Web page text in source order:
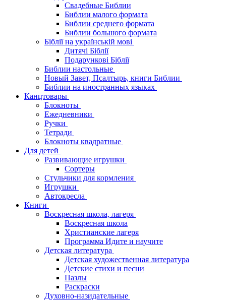
Свадебные Библии
Библии малого формата
Библии среднего формата
Библии большого формата
Біблії на українській мові
Дитячі Біблії
Подарункові Біблії
Библии настольные
Новый Завет, Псалтырь, книги Библии
Библии на иностранных языках
Канцтовары
Блокноты
Ежедневники
Ручки
Тетради
Блокноты квадратные
Для детей
Развивающие игрушки
Сортеры
Стульчики для кормления
Игрушки
Автокресла
Книги
Воскресная школа, лагеря
Воскресная школа
Христианские лагеря
Программа Идите и научите
Детская литература
Детская художественная литература
Детские стихи и песни
Пазлы
Раскраски
Духовно-назидательные